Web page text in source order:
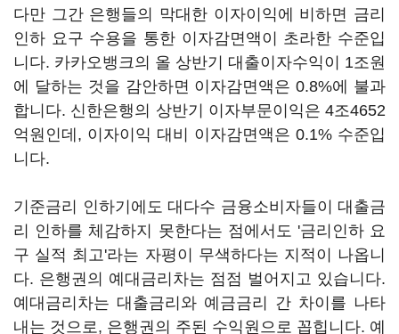
다만 그간 은행들의 막대한 이자이익에 비하면 금리
인하 요구 수용을 통한 이자감면액이 초라한 수준입
니다. 카카오뱅크의 올 상반기 대출이자수익이 1조원
에 달하는 것을 감안하면 이자감면액은 0.8%에 불과
합니다. 신한은행의 상반기 이자부문이익은 4조4652
억원인데, 이자이익 대비 이자감면액은 0.1% 수준입
니다.
기준금리 인하기에도 대다수 금융소비자들이 대출금
리 인하를 체감하지 못한다는 점에서도 '금리인하 요
구 실적 최고'라는 자평이 무색하다는 지적이 나옵니
다. 은행권의 예대금리차는 점점 벌어지고 있습니다.
예대금리차는 대출금리와 예금금리 간 차이를 나타
내는 것으로, 은행권의 주된 수익원으로 꼽힙니다. 예